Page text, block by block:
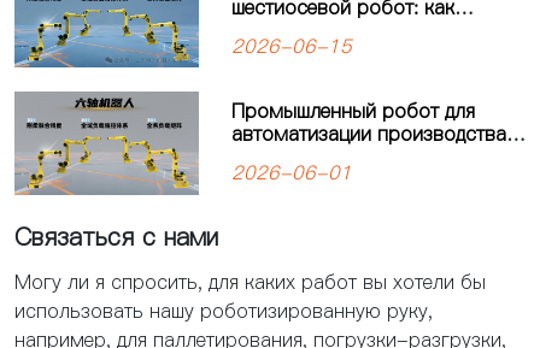
шестиосевой робот: как
для автоматизации
2026-06-15
Промышленный робот для
автоматизации производства:
предприятий
2026-06-01
Связаться с нами
Могу ли я спросить, для каких работ вы хотели бы
использовать нашу роботизированную руку,
например, для паллетирования, погрузки-разгрузки,